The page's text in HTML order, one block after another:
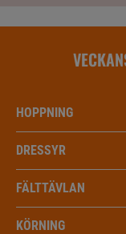
HOPPNING
DRESSYR
FÄLTTÄVLAN
KÖRNING